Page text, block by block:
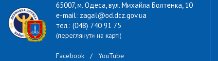
65007, м. Одеса, вул. Михайла Болтенка, 10
e-mail: zagal@od.dcz.gov.ua
тел.: (048) 740 91 75
(переглянути на карті)
Facebook / YouTube